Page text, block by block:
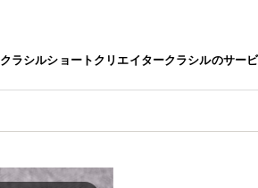
クラシルショートクリエイタークラシルのサー